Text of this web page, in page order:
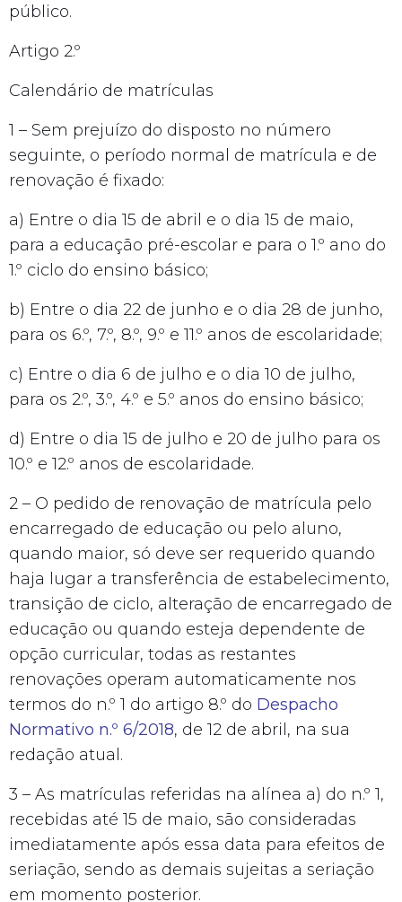
público.
Artigo 2.º
Calendário de matrículas
1 – Sem prejuízo do disposto no número
seguinte, o período normal de matrícula e de
renovação é fixado:
a) Entre o dia 15 de abril e o dia 15 de maio,
para a educação pré-escolar e para o 1.º ano do
1.º ciclo do ensino básico;
b) Entre o dia 22 de junho e o dia 28 de junho,
para os 6.º, 7.º, 8.º, 9.º e 11.º anos de escolaridade;
c) Entre o dia 6 de julho e o dia 10 de julho,
para os 2.º, 3.º, 4.º e 5.º anos do ensino básico;
d) Entre o dia 15 de julho e 20 de julho para os
10.º e 12.º anos de escolaridade.
2 – O pedido de renovação de matrícula pelo
encarregado de educação ou pelo aluno,
quando maior, só deve ser requerido quando
haja lugar a transferência de estabelecimento,
transição de ciclo, alteração de encarregado de
educação ou quando esteja dependente de
opção curricular, todas as restantes
renovações operam automaticamente nos
termos do n.º 1 do artigo 8.º do Despacho
Normativo n.º 6/2018, de 12 de abril, na sua
redação atual.
3 – As matrículas referidas na alínea a) do n.º 1,
recebidas até 15 de maio, são consideradas
imediatamente após essa data para efeitos de
seriação, sendo as demais sujeitas a seriação
em momento posterior.